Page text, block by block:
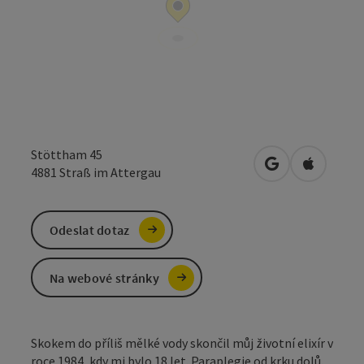
Stöttham 45
4881 Straß im Attergau Otevřít vOtevřít v
Skokem do příliš mělké vody skončil můj životní elixír v
roce 1984, kdy mi bylo 18 let. Paraplegie od krku dolů.
Odeslat dotaz
Na webové stránky